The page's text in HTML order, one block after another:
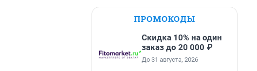
ПРОМОКОДЫ
Скидка 10% на один
заказ до 20 000 ₽
До 31 августа, 2026